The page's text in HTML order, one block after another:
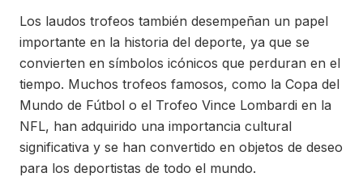
Los laudos trofeos también desempeñan un papel
importante en la historia del deporte, ya que se
convierten en símbolos icónicos que perduran en el
tiempo. Muchos trofeos famosos, como la Copa del
Mundo de Fútbol o el Trofeo Vince Lombardi en la
NFL, han adquirido una importancia cultural
significativa y se han convertido en objetos de deseo
para los deportistas de todo el mundo.